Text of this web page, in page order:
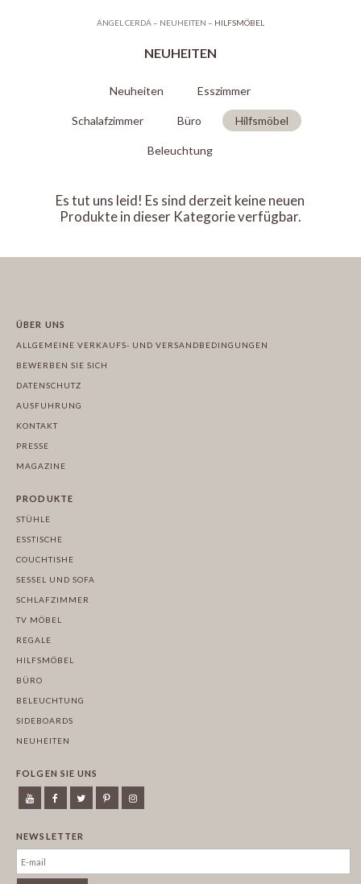
ÁNGEL CERDÁ – NEUHEITEN – HILFSMÖBEL
NEUHEITEN
Neuheiten Esszimmer
Schalafzimmer Büro Hilfsmöbel
Beleuchtung
Es tut uns leid! Es sind derzeit keine neuen
Produkte in dieser Kategorie verfügbar.
ÜBER UNS
ALLGEMEINE VERKAUFS- UND VERSANDBEDINGUNGEN
BEWERBEN SIE SICH
DATENSCHUTZ
AUSFUHRUNG
KONTAKT
PRESSE
MAGAZINE
PRODUKTE
STÜHLE
ESSTISCHE
COUCHTISHE
SESSEL UND SOFA
SCHLAFZIMMER
TV MÖBEL
REGALE
HILFSMÖBEL
BÜRO
BELEUCHTUNG
SIDEBOARDS
NEUHEITEN
FOLGEN SIE UNS
NEWSLETTER